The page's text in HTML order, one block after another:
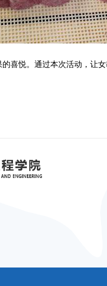
喜悦。通过本次活动，让